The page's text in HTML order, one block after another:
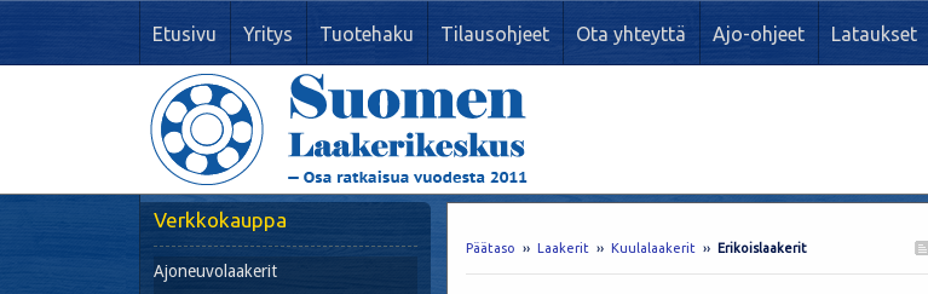
Etusivu Yritys Tuotehaku Tilausohjeet Ota yhteyttä Ajo-ohjeet Lataukset
Päätaso ›› Laakerit ›› Kuulalaakerit ›› Erikoislaakerit
Verkkokauppa
Ajoneuvolaakerit